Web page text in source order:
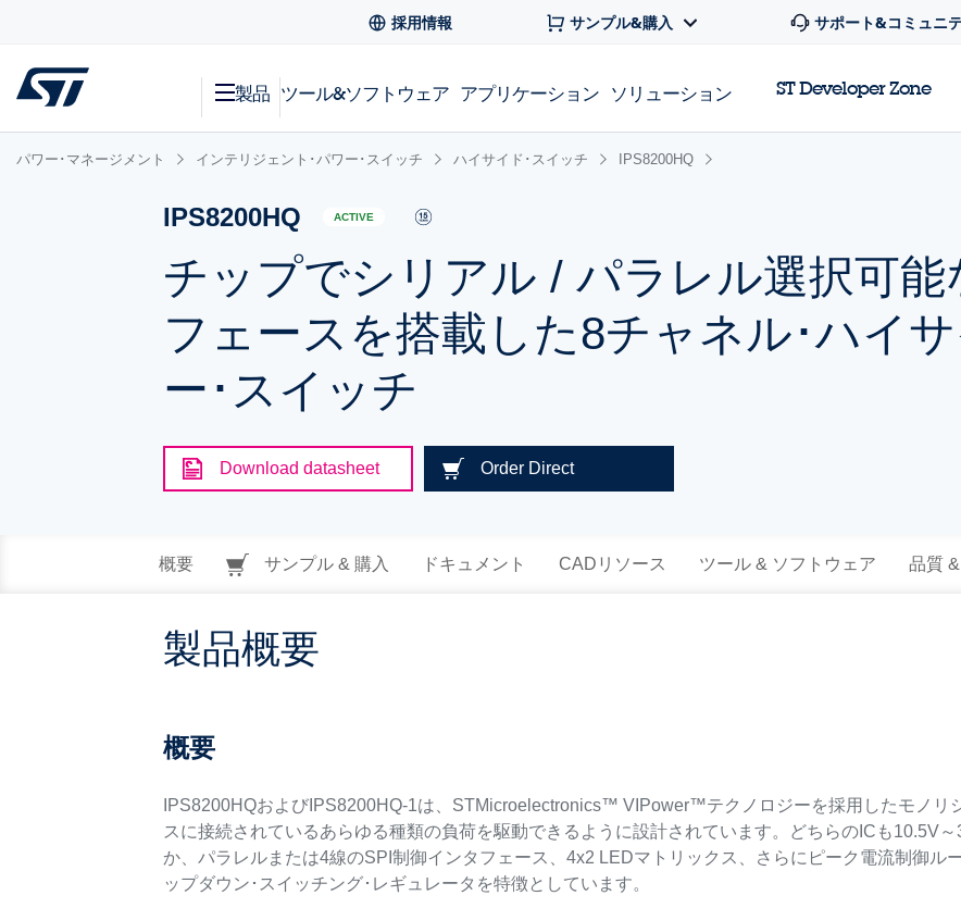
採用情報 サンプル&購入 サポート&コミュニ
製品 ツール&ソフトウェア アプリケーション ソリューション ST Developer Zone
パワー･マネージメント インテリジェント･パワー･スイッチ ハイサイド･スイッチ IPS8200HQ
IPS8200HQ ACTIVE
チップでシリアル / パラレル選択可能
フェースを搭載した8チャネル･ハイ
ー･スイッチ
Download datasheet Order Direct
概要 サンプル & 購入 ドキュメント CADリソース ツール & ソフトウェア 品質
製品概要
概要
IPS8200HQおよびIPS8200HQ-1は、STMicroelectronics™ VIPower™テクノロジーを採用したモノリ
スに接続されているあらゆる種類の負荷を駆動できるように設計されています。どちらのICも10.5V
か、パラレルまたは4線のSPI制御インタフェース、4x2 LEDマトリックス、さらにピーク電流制御ル
ップダウン･スイッチング･レギュレータを特徴としています。